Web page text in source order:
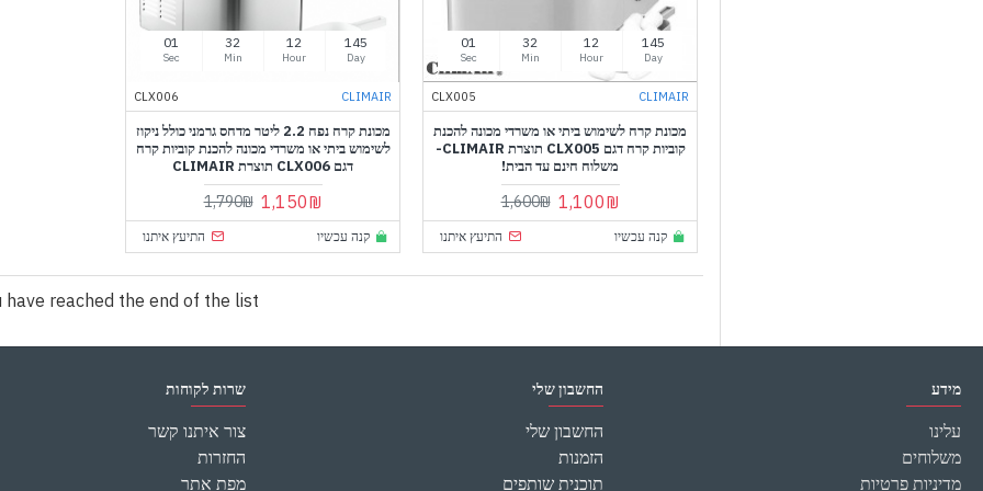
145
Day
12
Hour
31
Min
60
Sec
CLIMAIR
CLX005
מכונת קרח לשימוש ביתי או משרדי מכונה להכנת
קוביות קרח דגם CLX005 תוצרת CLIMAIR-
משלוח חינם עד הבית!
1,100₪
1,600₪
קנה עכשיו התיעץ איתנו
145
Day
12
Hour
31
Min
60
Sec
CLIMAIR
CLX006
מכונת קרח נפח 2.2 ליטר מדחס גרמני כולל ניקוז
לשימוש ביתי או משרדי מכונה להכנת קוביות קרח
דגם CLX006 תוצרת CLIMAIR
1,150₪
1,790₪
קנה עכשיו התיעץ איתנו
have reached the end of the list.
מידע
עלינו
משלוחים
מדיניות פרטיות
החשבון שלי
החשבון שלי
הזמנות
תוכנית שותפים
שרות לקוחות
צור איתנו קשר
החזרות
מפת אתר